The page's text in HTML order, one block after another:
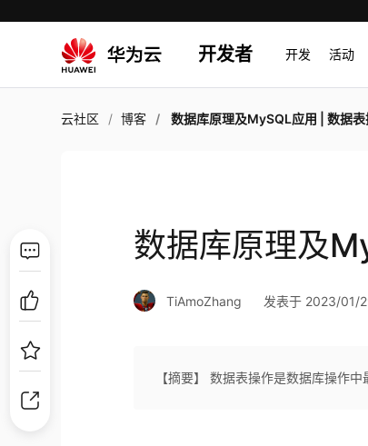
开发者 开发 活动
云社区 博客 数据库原理及MySQL应用 | 数据表
数据库原理及
TiAmoZhang 发表于 2023/01/
【摘要】 数据表操作是数据库操作中